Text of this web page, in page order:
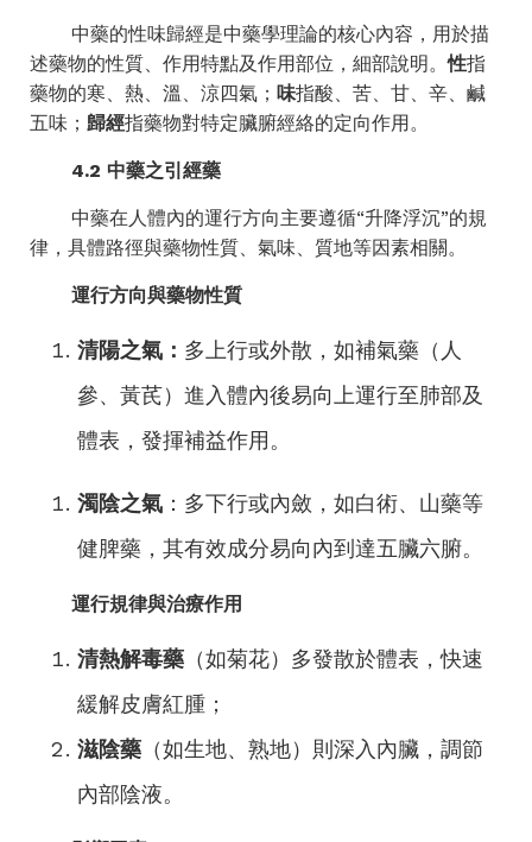
中藥的性味歸經是中藥學理論的核心內容，用於描
述藥物的性質、作用特點及作用部位，細部說明。性指
藥物的寒、熱、溫、涼四氣； 味指酸、苦、甘、辛、鹹
五味； 歸經指藥物對特定臟腑經絡的定向作用。
4.2 中藥之引經藥
中藥在人體內的運行方向主要遵循“升降浮沉”的規
律，具體路徑與藥物性質、氣味、質地等因素相關。
運行方向與藥物性質
清陽之氣 ： 多上行或外散，如補氣藥（人
參、黃芪）進入體內後易向上運行至肺部及
體表，發揮補益作用。
濁陰之氣 ‌：多下行或內斂，如白術、山藥等
健脾藥，其有效成分易向內到達五臟六腑。
運行規律與治療作用
清熱解毒藥 ‌（如菊花）多發散於體表，快速
緩解皮膚紅腫；
滋陰藥 ‌（如生地、熟地）則深入內臟，調節
內部陰液。